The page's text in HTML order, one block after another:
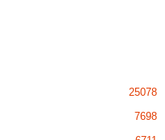
25078
7698